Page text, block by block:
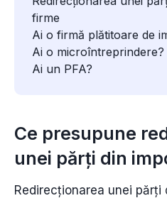
firme
Ai o firmă plătitoare de
Ai o microîntreprindere?
Ai un PFA?
Ce presupune
unei părți din
Redirecționarea unei